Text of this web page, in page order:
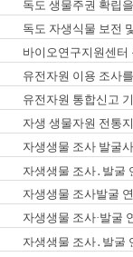
독도 생물주권 확립
독도 자생식물 보전
바이오연구지원센터
유전자원 이용 조사
유전자원 통합신고
자생 생물자원 전통
자생생물 조사 발굴
자생생물 조사․발굴
자생생물 조사발굴
자생생물 조사·발굴
자생생물 조사․발굴